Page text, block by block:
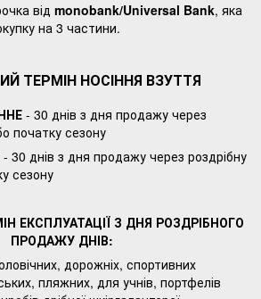
від monobank/Universal Bank, яка
на 3 частини.
ТЕРМІН НОСІННЯ ВЗУТТЯ
- 30 днів з дня продажу через
початку сезону
- 30 днів з дня продажу через роздрібну
сезону
ЕКСПЛУАТАЦІЇ З ДНЯ РОЗДРІБНОГО
ПРОДАЖУ ДНІВ:
дорожніх, спортивних
пляжних, для учнів, портфелів